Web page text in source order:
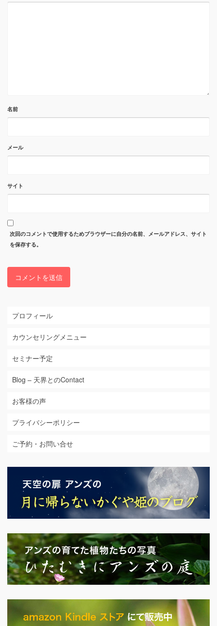
名前
メール
サイト
次回のコメントで使用するためブラウザーに自分の名前、メールアドレス、サイト
を保存する。
プロフィール
カウンセリングメニュー
セミナー予定
Blog – 天界とのContact
お客様の声
プライバシーポリシー
ご予約・お問い合せ